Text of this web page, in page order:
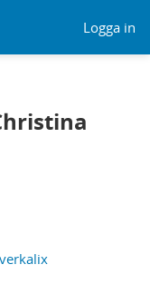
Logga in